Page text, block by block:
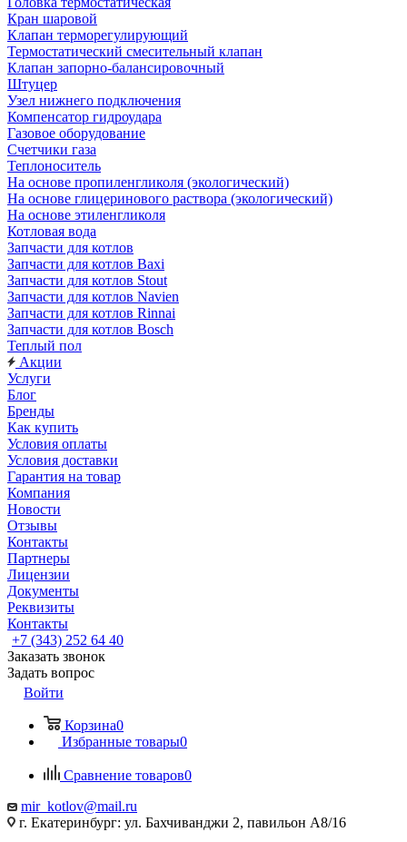
Кран шаровой
Клапан терморегулирующий
Термостатический смесительный клапан
Клапан запорно-балансировочный
Штуцер
Узел нижнего подключения
Компенсатор гидроудара
Газовое оборудование
Счетчики газа
Теплоноситель
На основе пропиленгликоля (экологический)
На основе глицеринового раствора (экологический)
На основе этиленгликоля
Котловая вода
Запчасти для котлов
Запчасти для котлов Baxi
Запчасти для котлов Stout
Запчасти для котлов Navien
Запчасти для котлов Rinnai
Запчасти для котлов Bosch
Теплый пол
Акции
Услуги
Блог
Бренды
Как купить
Условия оплаты
Условия доставки
Гарантия на товар
Компания
Новости
Отзывы
Контакты
Партнеры
Лицензии
Документы
Реквизиты
Контакты
+7 (343) 252 64 40
Заказать звонок
Задать вопрос
Войти
Корзина0
Избранные товары0
Сравнение товаров0
mir_kotlov@mail.ru
г. Екатеринбург: ул. Бахчиванджи 2, павильон А8/16